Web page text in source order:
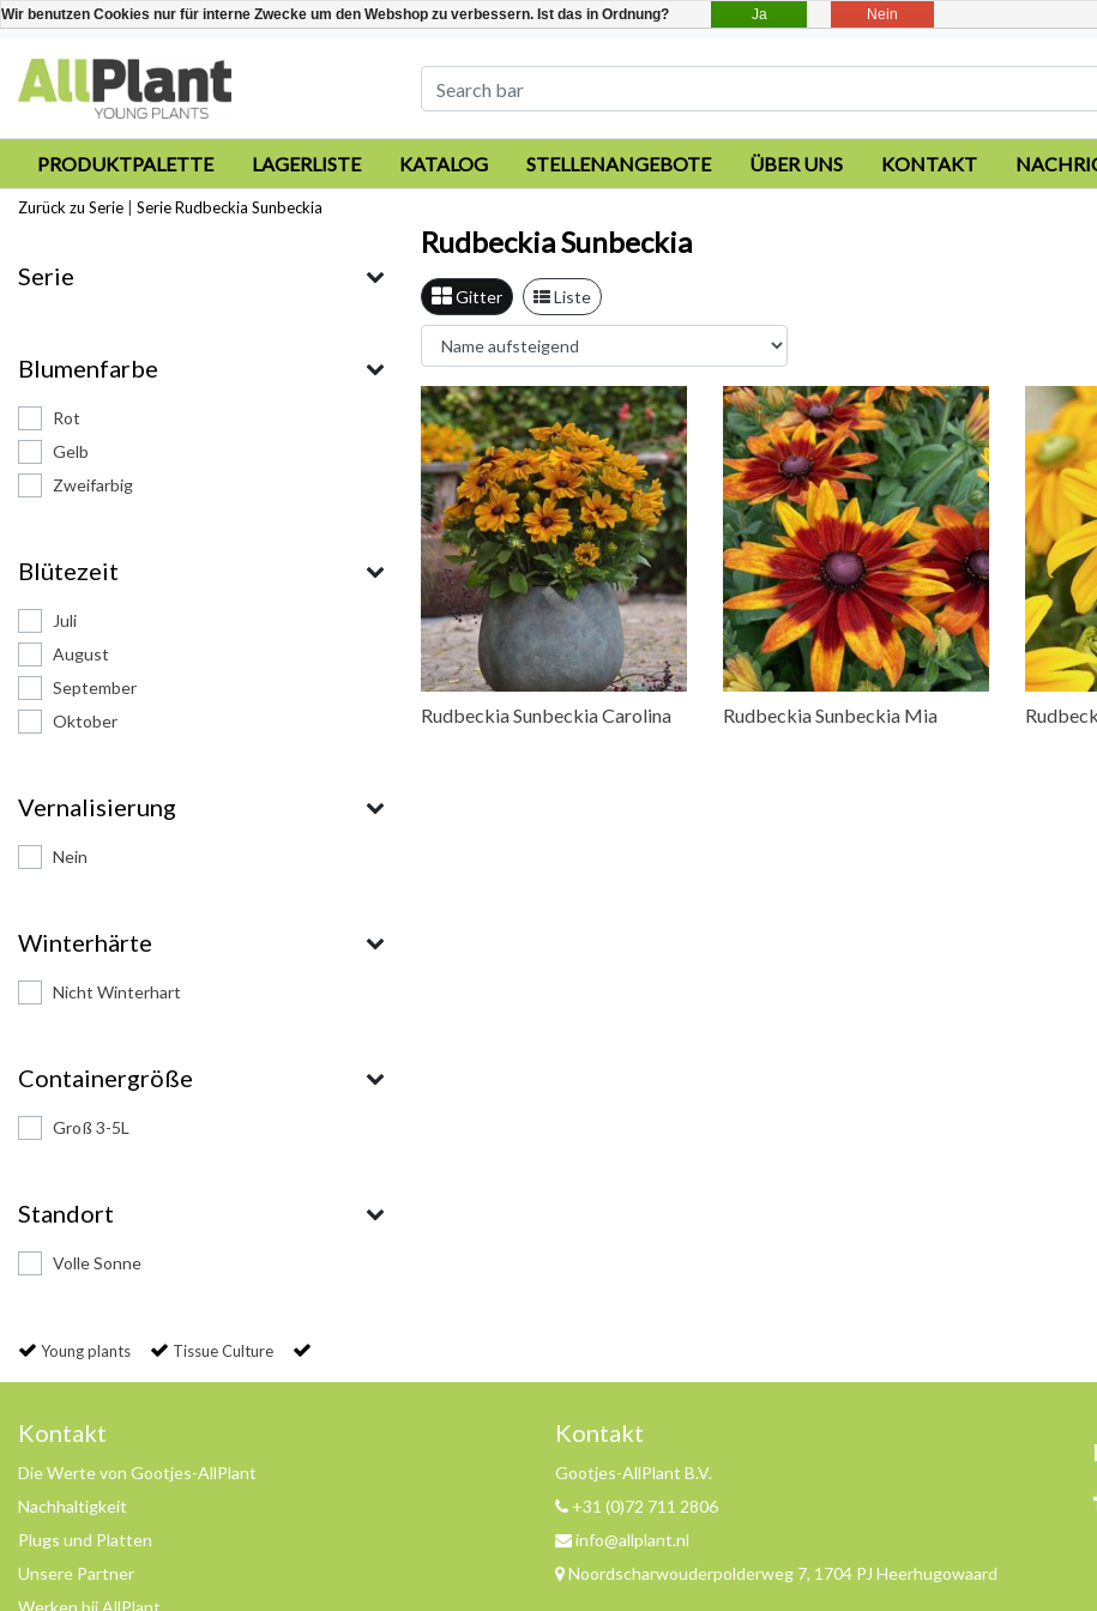
PRODUKTPALETTE LAGERLISTE KATALOG STELLENANGEBOTE ÜBER UNS KONTAKT
Zurück zu Serie SerieRudbeckia Sunbeckia
Serie
Blumenfarbe
Rot
Gelb
Zweifarbig
Blütezeit
Juli
August
September
Oktober
Vernalisierung
Nein
Winterhärte
Nicht Winterhart
Containergröße
Groß 3-5L
Standort
Volle Sonne
Rudbeckia Sunbeckia
Gitter Liste
Rudbeckia Sunbeckia Carolina Rudbeckia Sunbeckia Mia
Young plants Tissue Culture
Kontakt
Die Werte von Gootjes-AllPlant
Nachhaltigkeit
Plugs und Platten
Unsere Partner
Werken bij AllPlant
Kontakt
Gootjes-AllPlant B.V.
+31 (0)72 711 2806
info@allplant.nl
Noordscharwouderpolderweg 7, 1704 PJ Heerhugowaard
Wir benutzen Cookies nur für interne Zwecke um den Webshop zu verbessern. Ist das in Ordnung? Ja Nein